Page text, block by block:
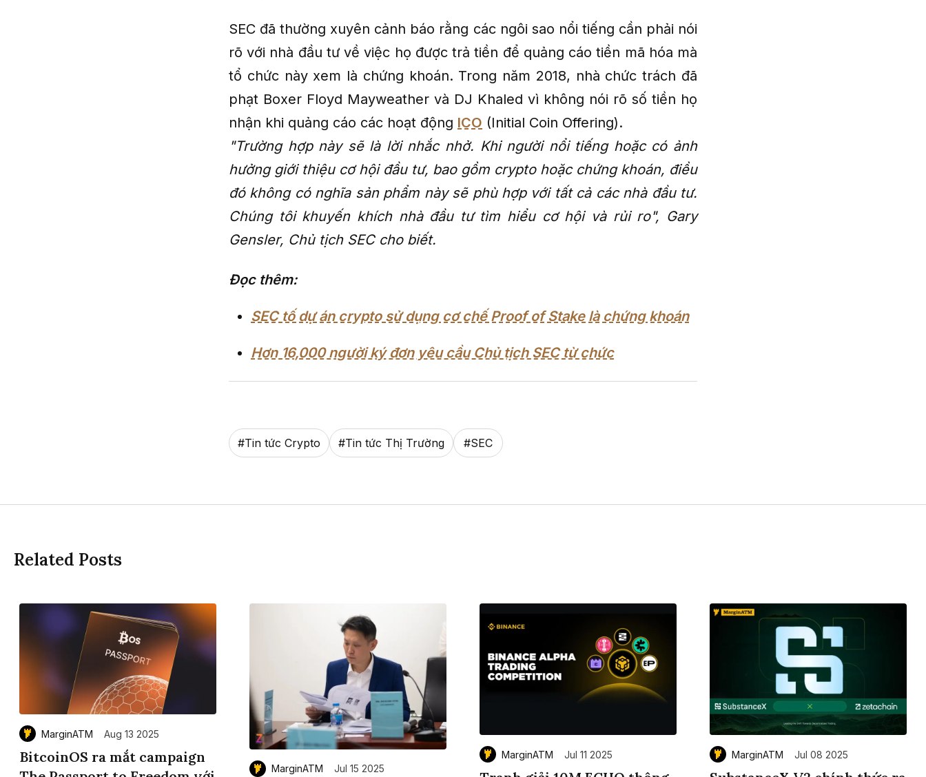
SEC đã thường xuyên cảnh báo rằng các ngôi sao nổi tiếng cần phải nói
rõ với nhà đầu tư về việc họ được trả tiền để quảng cáo tiền mã hóa mà
tổ chức này xem là chứng khoán. Trong năm 2018, nhà chức trách đã
phạt Boxer Floyd Mayweather và DJ Khaled vì không nói rõ số tiền họ
nhận khi quảng cáo các hoạt động ICO (Initial Coin Offering).
"Trường hợp này sẽ là lời nhắc nhở. Khi người nổi tiếng hoặc có ảnh
hưởng giới thiệu cơ hội đầu tư, bao gồm crypto hoặc chứng khoán, điều
đó không có nghĩa sản phẩm này sẽ phù hợp với tất cả các nhà đầu tư.
Chúng tôi khuyến khích nhà đầu tư tìm hiểu cơ hội và rủi ro", Gary
Gensler, Chủ tịch SEC cho biết.
Đọc thêm:
SEC tố dự án crypto sử dụng cơ chế Proof of Stake là chứng khoán
Hơn 16,000 người ký đơn yêu cầu Chủ tịch SEC từ chức
#Tin tức Crypto #Tin tức Thị Trường #SEC
Related Posts
MarginATM Aug 13 2025
BitcoinOS ra mắt campaign
MarginATM Jul 15 2025
MarginATM Jul 11 2025 MarginATM Jul 08 2025